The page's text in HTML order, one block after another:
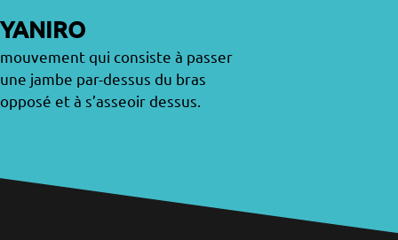
YANIRO
mouvement qui consiste à passer
une jambe par-dessus du bras
opposé et à s’asseoir dessus.